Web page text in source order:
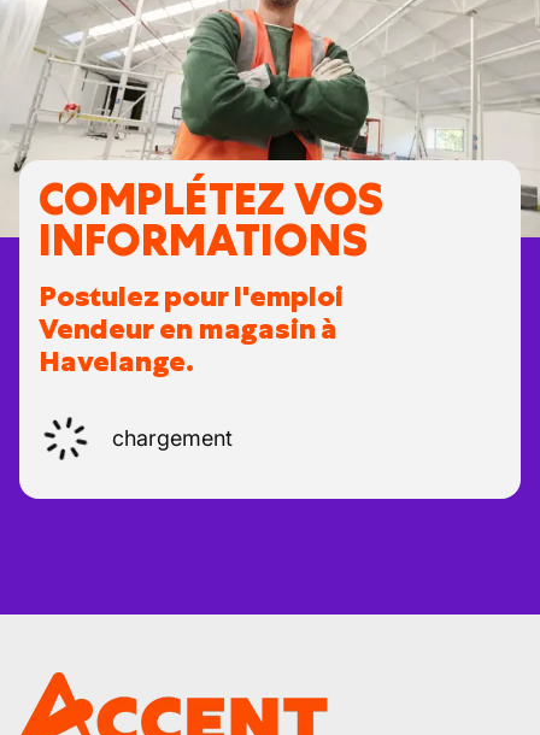
COMPLÉTEZ VOS
INFORMATIONS
Postulez pour l'emploi
Vendeur en magasin à
Havelange.
chargement